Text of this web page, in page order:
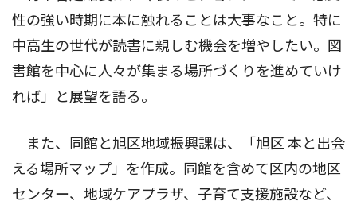
性の強い時期に本に触れることは大事なこと。特に
中高生の世代が読書に親しむ機会を増やしたい。図
書館を中心に人々が集まる場所づくりを進めていけ
れば」と展望を語る。
また、同館と旭区地域振興課は、「旭区 本と出会
える場所マップ」を作成。同館を含めて区内の地区
センター、地域ケアプラザ、子育て支援施設など、